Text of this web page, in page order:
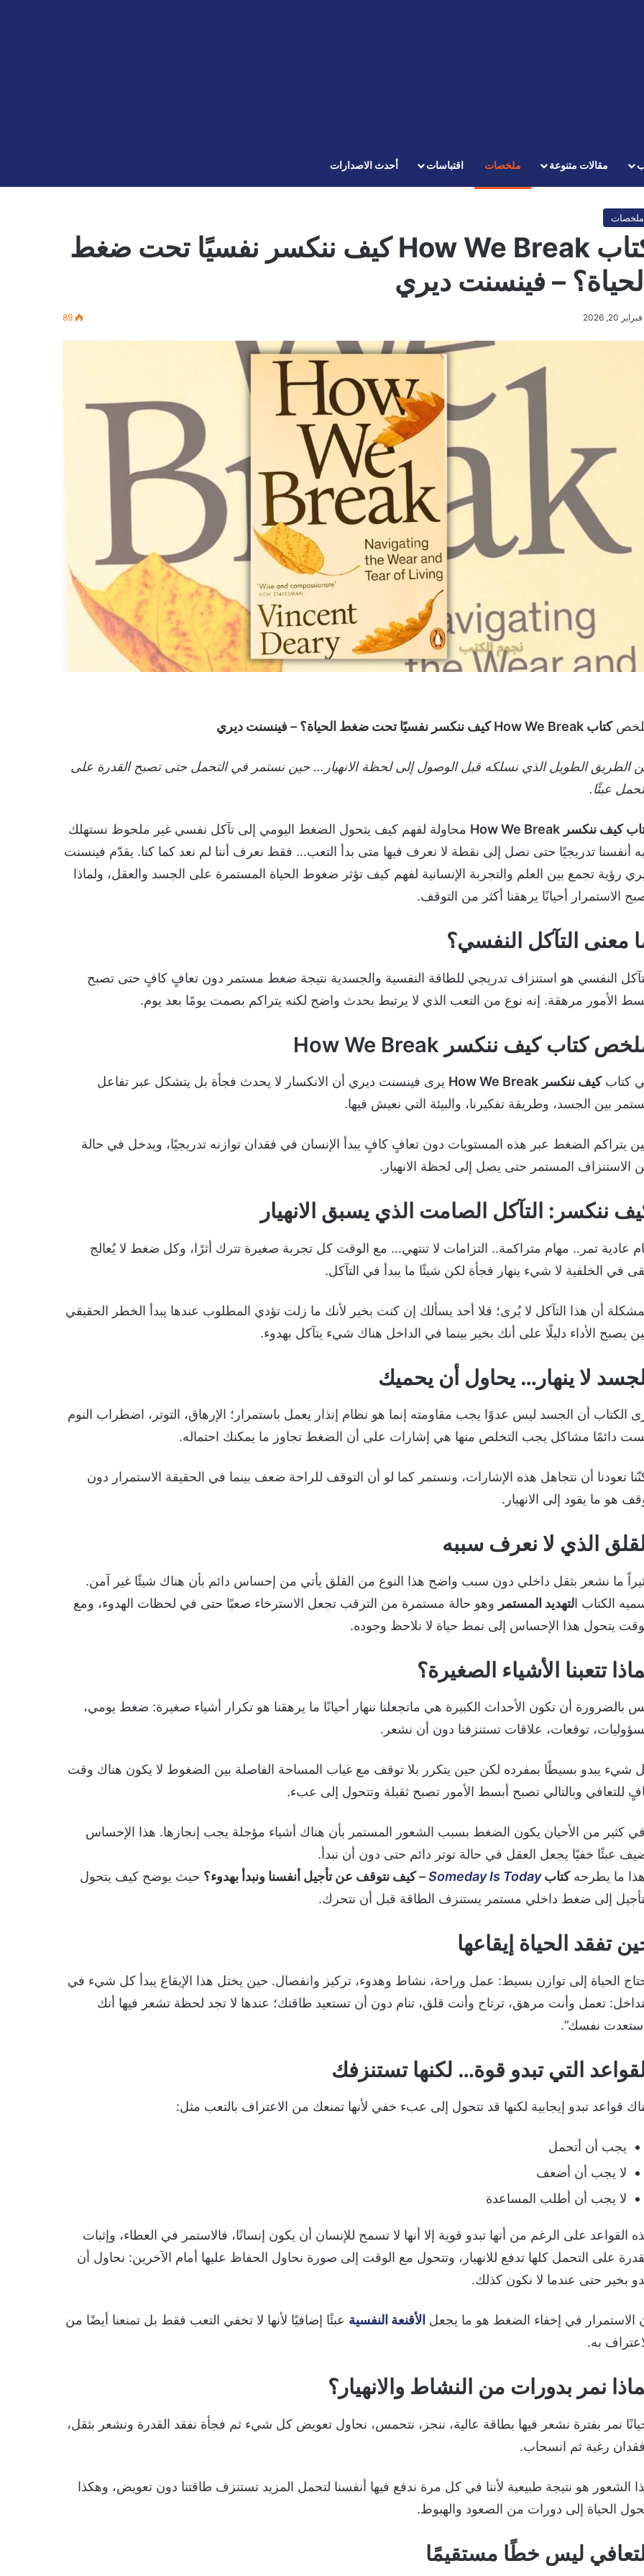
مقالات متنوعة ملخصات اقتباسات أحدث الاصدارات
ملخصات
كتاب How We Break كيف ننكسر نفسيًا تحت ضغط
– فينسنت ديري
فبراير 20, 2026 89
كتاب How We Break كيف ننكسر نفسيًا تحت ضغط الحياة؟ – فينسنت ديري
الطريق الطويل الذي نسلكه قبل الوصول إلى لحظة الانهيار… حين نستمر في التحمل حتى تصبح القدرة على
عبئًا.
كيف ننكسر How We Break محاولة لفهم كيف يتحول الضغط اليومي إلى تآكل نفسي غير ملحوظ نستهلك
أنفسنا تدريجيًا حتى نصل إلى نقطة لا نعرف فيها متى بدأ التعب… فقط نعرف أننا لم نعد كما كنا. يقدّم فينسنت
رؤية تجمع بين العلم والتجربة الإنسانية لفهم كيف تؤثر ضغوط الحياة المستمرة على الجسد والعقل، ولماذا
الاستمرار أحيانًا يرهقنا أكثر من التوقف.
معنى التآكل النفسي؟
النفسي هو استنزاف تدريجي للطاقة النفسية والجسدية نتيجة ضغط مستمر دون تعافٍ كافٍ حتى تصبح
الأمور مرهقة. إنه نوع من التعب الذي لا يرتبط بحدث واضح لكنه يتراكم بصمت يومًا بعد يوم.
كتابكيف ننكسر How We Break
كتابكيف ننكسر How We Break يرى فينسنت ديري أن الانكسار لا يحدث فجأة بل يتشكل عبر تفاعل
بين الجسد، وطريقة تفكيرنا، والبيئة التي نعيش فيها.
يتراكم الضغط عبر هذه المستويات دون تعافٍ كافٍ يبدأ الإنسان في فقدان توازنه تدريجيًا، ويدخل في حالة
الاستنزاف المستمر حتى يصل إلى لحظة الانهيار.
ننكسر: التآكل الصامت الذي يسبق الانهيار
عادية تمر.. مهام متراكمة.. التزامات لا تنتهي… مع الوقت كل تجربة صغيرة تترك أثرًا، وكل ضغط لا يُعالج
في الخلفية لا شيء ينهار فجأة لكن شيئًا ما يبدأ في التآكل.
أن هذا التآكل لا يُرى؛ فلا أحد يسألك إن كنت بخير لأنك ما زلت تؤدي المطلوب عندها يبدأ الخطر الحقيقي
يصبح الأداء دليلًا على أنك بخير بينما في الداخل هناك شيء يتآكل بهدوء.
لا ينهار… يحاول أن يحميك
الكتاب أن الجسد ليس عدوًا يجب مقاومته إنما هو نظام إنذار يعمل باستمرار؛ الإرهاق، التوتر، اضطراب النوم
دائمًا مشاكل يجب التخلص منها هي إشارات على أن الضغط تجاوز ما يمكنك احتماله.
تعودنا أن نتجاهل هذه الإشارات، ونستمر كما لو أن التوقف للراحة ضعف بينما في الحقيقة الاستمرار دون
هو ما يقود إلى الانهيار.
الذي لا نعرف سببه
ما نشعر بثقل داخلي دون سبب واضح هذا النوع من القلق يأتي من إحساس دائم بأن هناك شيئًا غير آمن.
الكتاب التهديد المستمر وهو حالة مستمرة من الترقب تجعل الاسترخاء صعبًا حتى في لحظات الهدوء، ومع
يتحول هذا الإحساس إلى نمط حياة لا نلاحظ وجوده.
تتعبنا الأشياء الصغيرة؟
بالضرورة أن تكون الأحداث الكبيرة هي ماتجعلنا ننهار أحيانًا ما يرهقنا هو تكرار أشياء صغيرة: ضغط يومي،
توقعات، علاقات تستنزفنا دون أن نشعر.
شيء يبدو بسيطًا بمفرده لكن حين يتكرر بلا توقف مع غياب المساحة الفاصلة بين الضغوط لا يكون هناك وقت
للتعافي وبالتالي تصبح أبسط الأمور تصبح ثقيلة وتتحول إلى عبء.
كثير من الأحيان يكون الضغط بسبب الشعور المستمر بأن هناك أشياء مؤجلة يجب إنجازها. هذا الإحساس
عبئًا خفيًا يجعل العقل في حالة توتر دائم حتى دون أن نبدأ.
ما يطرحهكتابSomeday Is Today – كيف نتوقف عن تأجيل أنفسنا ونبدأ بهدوء؟ حيث يوضح كيف يتحول
إلى ضغط داخلي مستمر يستنزف الطاقة قبل أن نتحرك.
تفقد الحياة إيقاعها
الحياة إلى توازن بسيط: عمل وراحة، نشاط وهدوء، تركيز وانفصال. حين يختل هذا الإيقاع يبدأ كل شيء في
تعمل وأنت مرهق، ترتاح وأنت قلق، تنام دون أن تستعيد طاقتك؛ عندها لا تجد لحظة تشعر فيها أنك
نفسك”.
التي تبدو قوة… لكنها تستنزفك
قواعد تبدو إيجابية لكنها قد تتحول إلى عبء خفي لأنها تمنعك من الاعتراف بالتعب مثل:
يجب أن أتحمل
لا يجب أن أضعف
لا يجب أن أطلب المساعدة
القواعد على الرغم من أنها تبدو قوية إلا أنها لا تسمح للإنسان أن يكون إنسانًا، فالاستمر في العطاء، وإثبات
على التحمل كلها تدفع للانهيار، وتتحول مع الوقت إلى صورة نحاول الحفاظ عليها أمام الآخرين: نحاول أن
بخير حتى عندما لا نكون كذلك.
الاستمرار في إخفاء الضغط هو ما يجعل الأقنعة النفسية عبئًا إضافيًا لأنها لا تخفي التعب فقط بل تمنعنا أيضًا من
به.
نمر بدورات من النشاط والانهيار؟
نمر بفترة نشعر فيها بطاقة عالية، ننجز، نتحمس، نحاول تعويض كل شيء ثم فجأة نفقد القدرة ونشعر بثقل،
رغبة ثم انسحاب.
الشعور هو نتيجة طبيعية لأننا في كل مرة ندفع فيها أنفسنا لتحمل المزيد تستنزف طاقتنا دون تعويض، وهكذا
الحياة إلى دورات من الصعود والهبوط.
ليس خطًا مستقيمًا